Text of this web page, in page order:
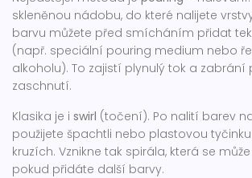
skleněnou nádobu, do které nalijete
barvu můžete před smícháním přidat
(např. speciální pouring medium nebo
alkoholu). To zajistí plynulý tok a zabrání
zaschnutí.
Klasika je i swirl (točení). Po nalití barev
použijete špachtli nebo plastovou
kruzích. Vznikne tak spirála, která se
pokud přidáte další barvy.